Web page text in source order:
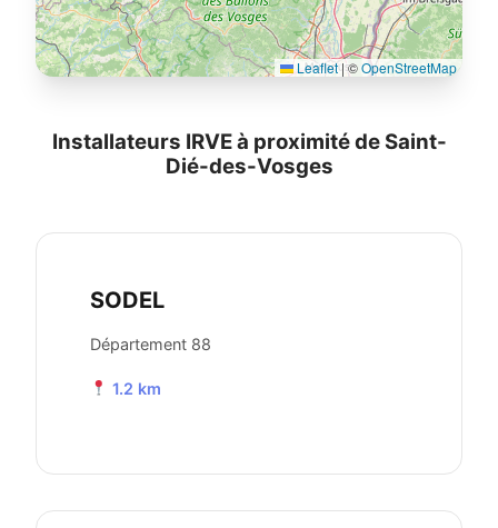
Leaflet |©OpenStreetMap
Installateurs IRVE à proximité de Saint-
Dié-des-Vosges
SODEL
Département 88
1.2 km